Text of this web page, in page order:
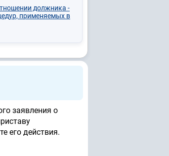
должника -
применяемых в
заявления о
его действия.